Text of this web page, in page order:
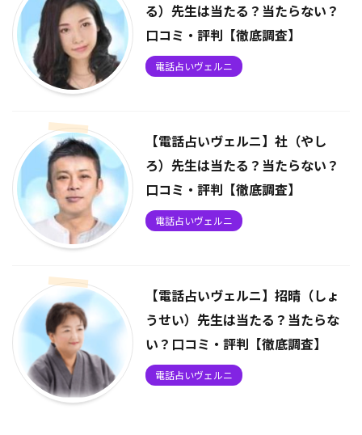
る）先生は当たる？当たらない？
口コミ・評判【徹底調査】
電話占いヴェルニ
【電話占いヴェルニ】社（やし
ろ）先生は当たる？当たらない？
口コミ・評判【徹底調査】
電話占いヴェルニ
【電話占いヴェルニ】招晴（しょ
うせい）先生は当たる？当たらな
い？口コミ・評判【徹底調査】
電話占いヴェルニ